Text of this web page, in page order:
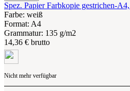
Spez. Papier Farbkopie gestrichen-
Farbe: weiß
Format: A4
Grammatur: 135 g/m2
14,36 € brutto
Nicht mehr verfügbar